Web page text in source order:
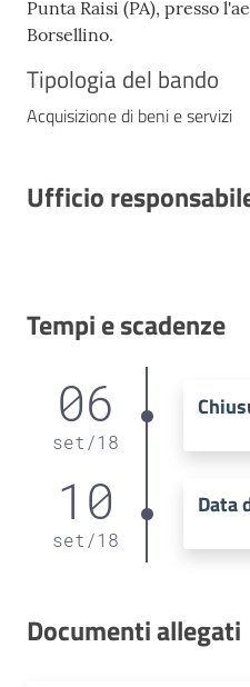
Punta Raisi (PA), presso
Borsellino.
Tipologia del bando
Acquisizione di beni e servizi
Ufficio
Tempi e scadenze
06
set /18
10
set /18
Data
Documenti allegati